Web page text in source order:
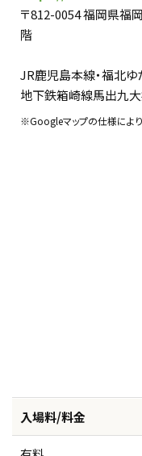
〒812-0054 福岡県福
階
JR鹿児島本線・福北
地下鉄箱崎線馬出九
※Googleマップの仕様によ
入場料/料金